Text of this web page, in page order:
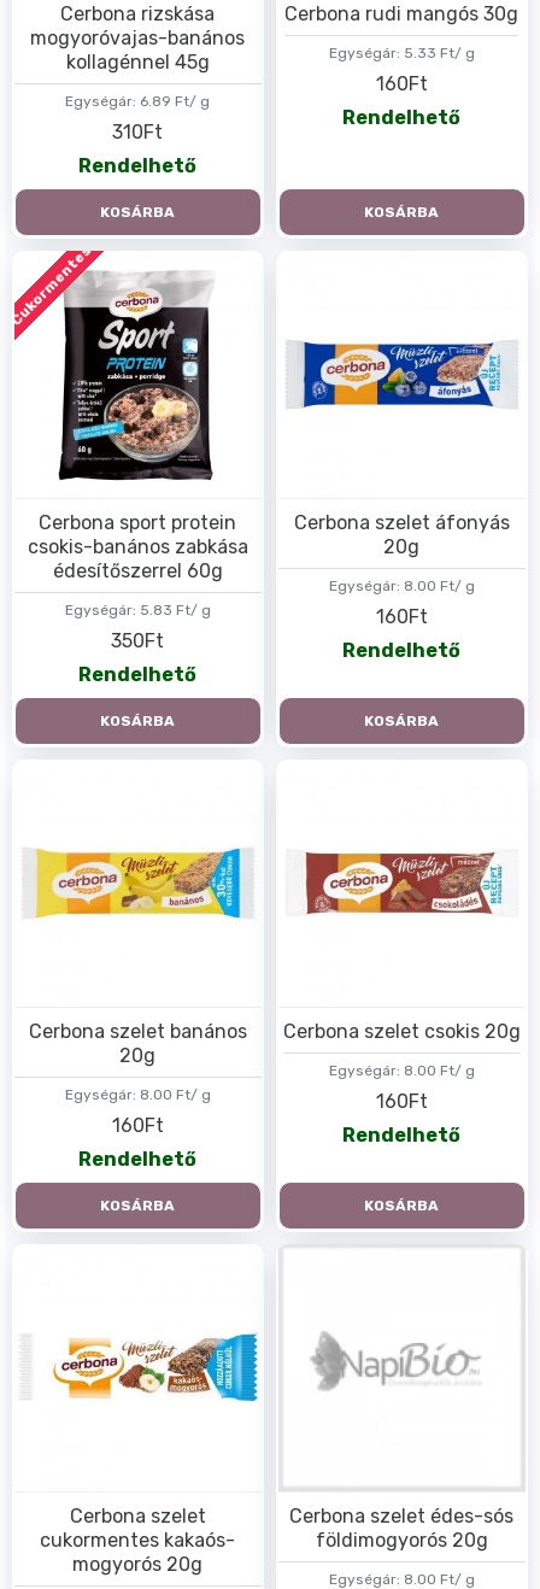
Egységár: 6.89 Ft/ g
Cerbona rizskása
mogyoróvajas-banános
kollagénnel 45g
310Ft
Rendelhető
KOSÁRBA
Egységár: 5.33 Ft/ g
Cerbona rudi mangós 30g
160Ft
Rendelhető
KOSÁRBA
Cukormentes
Egységár: 5.83 Ft/ g
Cerbona sport protein
csokis-banános zabkása
édesítőszerrel 60g
350Ft
Rendelhető
KOSÁRBA
Egységár: 8.00 Ft/ g
Cerbona szelet áfonyás
20g
160Ft
Rendelhető
KOSÁRBA
Egységár: 8.00 Ft/ g
Cerbona szelet banános
20g
160Ft
Rendelhető
KOSÁRBA
Egységár: 8.00 Ft/ g
Cerbona szelet csokis 20g
160Ft
Rendelhető
KOSÁRBA
Cerbona szelet
cukormentes kakaós-
mogyorós 20g
Egységár: 8.00 Ft/ g
Cerbona szelet édes-sós
földimogyorós 20g